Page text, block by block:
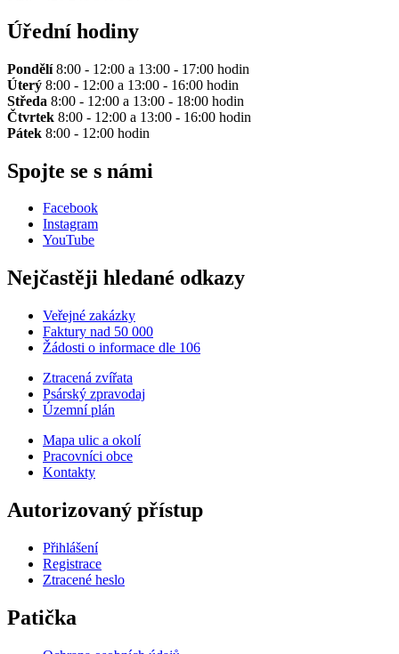
Úřední hodiny
Pondělí8:00 - 12:00 a 13:00 - 17:00 hodin
Úterý 8:00 - 12:00 a 13:00 - 16:00 hodin
Středa 8:00 - 12:00 a 13:00 - 18:00 hodin
Čtvrtek 8:00 - 12:00 a 13:00 - 16:00 hodin
Pátek 8:00 - 12:00 hodin
Spojte se s námi
Facebook
Instagram
YouTube
Nejčastěji hledané odkazy
Veřejné zakázky
Faktury nad 50 000
Žádosti o informace dle 106
Ztracená zvířata
Psárský zpravodaj
Územní plán
Mapa ulic a okolí
Pracovníci obce
Kontakty
Autorizovaný přístup
Přihlášení
Registrace
Ztracené heslo
Patička